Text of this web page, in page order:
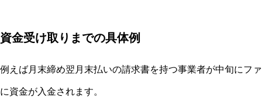
資金受け取りまでの具体例
例えば月末締め翌月末払いの請求書を持つ事業者が中旬にフ
に資金が入金されます。